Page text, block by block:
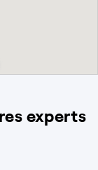
experts